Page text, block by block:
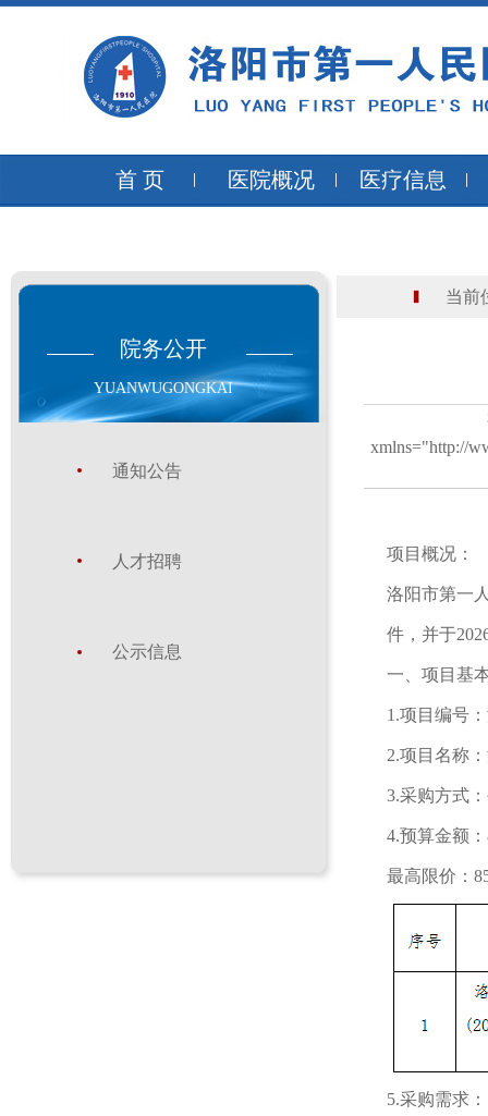
首 页 医院概况 医疗信息
院务公开
YUANWUGONGKAI
通知公告
人才招聘
公示信息
当前
xmlns="http://
项目概况：
洛阳市第一
件，并于
一、项目基
1.项目编号
2.项目名称
3.采购方式
4.预算金额
最高限价：
5.采购需求